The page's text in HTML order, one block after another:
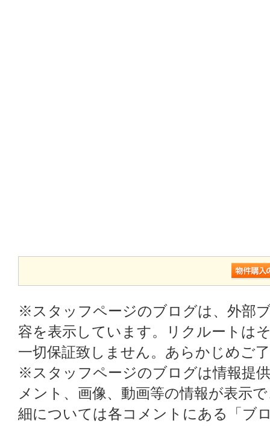
※スタッフページのブログは、外部
容を表示しています。リクルートは
一切保証致しません。あらかじめご
※スタッフページのブログは情報提
メント、画像、動画等の情報が表示
細については各コメントにある「ブ